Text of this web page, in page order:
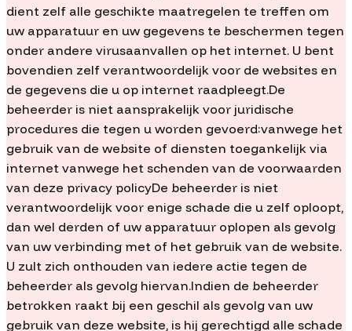
dient zelf alle geschikte maatregelen te treffen om
uw apparatuur en uw gegevens te beschermen tegen
onder andere virusaanvallen op het internet. U bent
bovendien zelf verantwoordelijk voor de websites en
de gegevens die u op internet raadpleegt.De
beheerder is niet aansprakelijk voor juridische
procedures die tegen u worden gevoerd:vanwege het
gebruik van de website of diensten toegankelijk via
internet vanwege het schenden van de voorwaarden
van deze privacy policyDe beheerder is niet
verantwoordelijk voor enige schade die u zelf oploopt,
dan wel derden of uw apparatuur oplopen als gevolg
van uw verbinding met of het gebruik van de website.
U zult zich onthouden van iedere actie tegen de
beheerder als gevolg hiervan.Indien de beheerder
betrokken raakt bij een geschil als gevolg van uw
gebruik van deze website, is hij gerechtigd alle schade